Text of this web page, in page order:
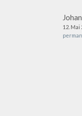
12. Mai